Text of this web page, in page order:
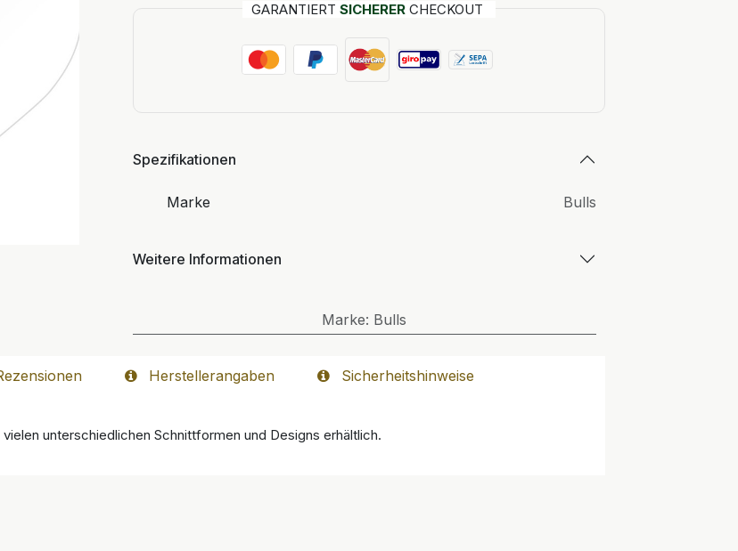
GARANTIERT SICHERERCHECKOUT
Spezifikationen
Marke Bulls
Weitere Informationen
Marke: Bulls
Herstellerangaben Sicherheitshinweise
unterschiedlichen Schnittformen und Designs erhältlich.